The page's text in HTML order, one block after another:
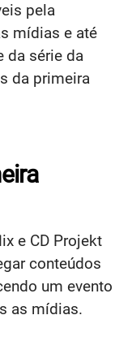
pela
mídias e até
da série da
da primeira
e CD Projekt
conteúdos
um evento
as mídias.